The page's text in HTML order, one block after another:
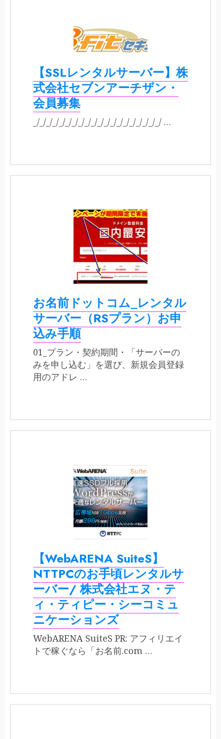
【SSLレンタルサーバー】株
式会社セブンアーチザン・
会員募集
_/_/_/_/_/_/_/_/_/_/_/_/_/_/_/_/_/_/_/_/ …
お名前ドットコム_レンタル
サーバー（RSプラン）お申
込み手順
01_プラン・契約期間・「サーバーの
みを申し込む」を選び、新規会員登録
用のアドレ …
【WebARENA SuiteS】
NTTPCのお手頃レンタルサ
ーバー/ 株式会社エヌ・テ
ィ・ティピー・シーコミュ
ニケーションズ
WebARENA SuiteS PR: アフィリエイ
トで稼ぐなら「お名前.com …